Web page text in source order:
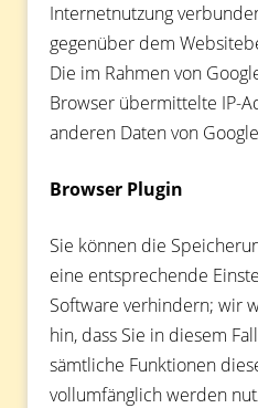
Internetnutzung
gegenüber dem
Die im Rahmen von
Browser übermittelte IP-
anderen Daten von
Browser Plugin
Sie können die
eine entsprechende
Software verhindern; wir
hin, dass Sie in diesem
sämtliche Funktionen
vollumfänglich werden